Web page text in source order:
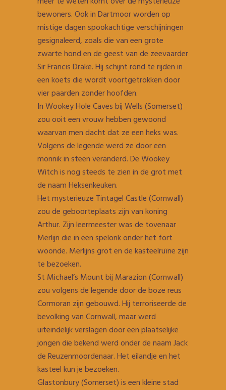
bewoners. Ook in Dartmoor worden op
mistige dagen spookachtige verschijningen
gesignaleerd, zoals die van een grote
zwarte hond en de geest van de zeevaarder
Sir Francis Drake. Hij schijnt rond te rijden in
een koets die wordt voortgetrokken door
vier paarden zonder hoofden.
In Wookey Hole Caves bij Wells (Somerset)
zou ooit een vrouw hebben gewoond
waarvan men dacht dat ze een heks was.
Volgens de legende werd ze door een
monnik in steen veranderd. De Wookey
Witch is nog steeds te zien in de grot met
de naam Heksenkeuken.
Het mysterieuze Tintagel Castle (Cornwall)
zou de geboorteplaats zijn van koning
Arthur. Zijn leermeester was de tovenaar
Merlijn die in een spelonk onder het fort
woonde. Merlijns grot en de kasteelruïne zijn
te bezoeken.
St Michael’s Mount bij Marazion (Cornwall)
zou volgens de legende door de boze reus
Cormoran zijn gebouwd. Hij terroriseerde de
bevolking van Cornwall, maar werd
uiteindelijk verslagen door een plaatselijke
jongen die bekend werd onder de naam Jack
de Reuzenmoordenaar. Het eilandje en het
kasteel kun je bezoeken.
Glastonbury (Somerset) is een kleine stad